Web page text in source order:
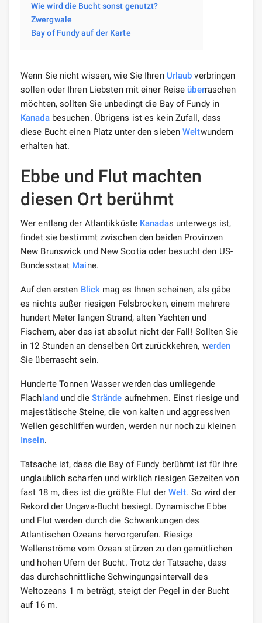
Wie wird die Bucht sonst genutzt?
Zwergwale
Bay of Fundy auf der Karte
Wenn Sie nicht wissen, wie Sie Ihren Urlaub verbringen
sollen oder Ihren Liebsten mit einer Reiseüberraschen
möchten, sollten Sie unbedingt die Bay of Fundy in
Kanadabesuchen. Übrigens ist es kein Zufall, dass
diese Bucht einen Platz unter den siebenWeltwundern
erhalten hat.
Ebbe und Flut machten
diesen Ort berühmt
Wer entlang der Atlantikküste Kanadas unterwegs ist,
findet sie bestimmt zwischen den beiden Provinzen
New Brunswick und New Scotia oder besucht den US-
Bundesstaat Maine.
Auf den ersten Blick mag es Ihnen scheinen, als gäbe
es nichts außer riesigen Felsbrocken, einem mehrere
hundert Meter langen Strand, alten Yachten und
Fischern, aber das ist absolut nicht der Fall! Sollten Sie
in 12 Stunden an denselben Ort zurückkehren, werden
Sie überrascht sein.
Hunderte Tonnen Wasser werden das umliegende
Flachlandund die Strände aufnehmen. Einst riesige und
majestätische Steine, die von kalten und aggressiven
Wellen geschliffen wurden, werden nur noch zu kleinen
Inseln.
Tatsache ist, dass die Bay of Fundy berühmt ist für ihre
unglaublich scharfen und wirklich riesigen Gezeiten von
fast 18 m, dies ist die größte Flut derWelt. So wird der
Rekord der Ungava-Bucht besiegt. Dynamische Ebbe
und Flut werden durch die Schwankungen des
Atlantischen Ozeans hervorgerufen. Riesige
Wellenströme vom Ozean stürzen zu den gemütlichen
und hohen Ufern der Bucht. Trotz der Tatsache, dass
das durchschnittliche Schwingungsintervall des
Weltozeans 1 m beträgt, steigt der Pegel in der Bucht
auf 16 m.